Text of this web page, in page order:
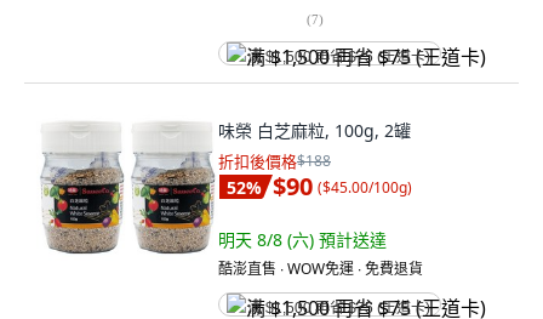
(7)
满 $1,500 再省 $75 (王道卡)
味榮 白芝麻粒, 100g, 2罐
折扣後價格$188
52% $90 ($45.00/100g)
明天 8/8 (六) 預計送達
酷澎直售 ∙ WOW免運 ∙ 免費退貨
满 $1,500 再省 $75 (王道卡)